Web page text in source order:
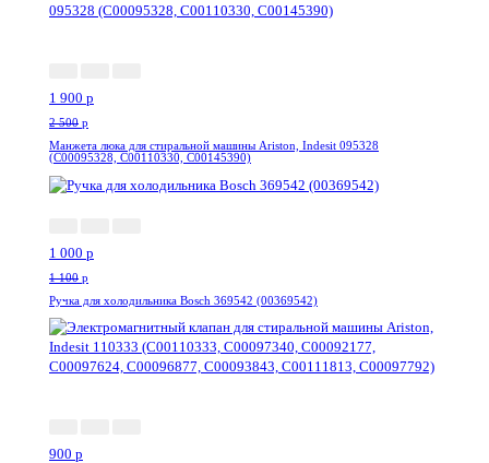
1 900 p
2 500 p
Манжета люка для стиральной машины Ariston, Indesit 095328
(C00095328, C00110330, C00145390)
1 000 p
1 100 p
Ручка для холодильника Bosch 369542 (00369542)
900 p